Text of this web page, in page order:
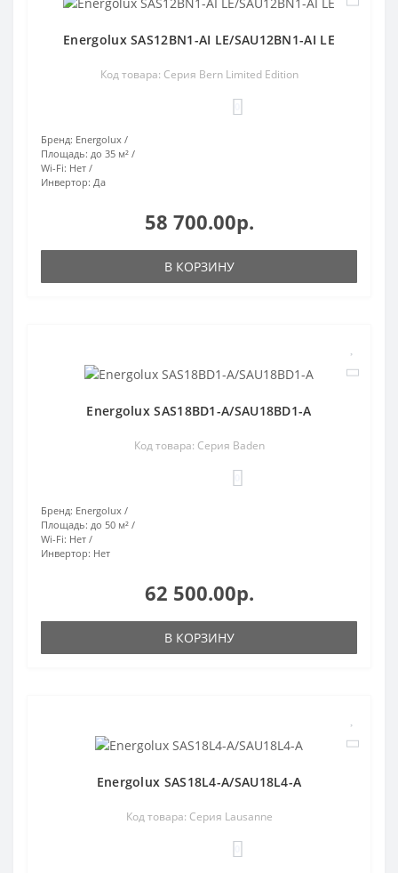
Energolux SAS12BN1-AI LE/SAU12BN1-AI LE
Код товара: Серия Bern Limited Edition
Бренд: Energolux
Площадь: до 35 м²
Wi-Fi: Нет
Инвертор: Да
58 700.00р.
В КОРЗИНУ
Energolux SAS18BD1-A/SAU18BD1-A
Код товара: Серия Baden
Бренд: Energolux
Площадь: до 50 м²
Wi-Fi: Нет
Инвертор: Нет
62 500.00р.
В КОРЗИНУ
Energolux SAS18L4-A/SAU18L4-A
Код товара: Серия Lausanne